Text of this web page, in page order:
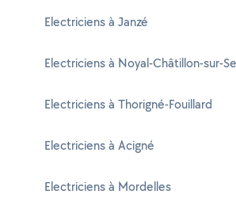
Electriciens à Janzé
Electriciens à Noyal-Châtillon-sur-
Electriciens à Thorigné-Fouillard
Electriciens à Acigné
Electriciens à Mordelles